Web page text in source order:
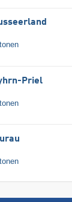
tonen
Priel
tonen
tonen